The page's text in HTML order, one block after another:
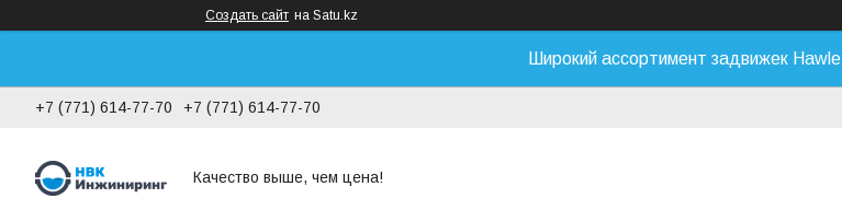
Создать сайт на Satu.kz
Широкий ассортимент задвижек Hawle
+7 (771) 614-77-70 +7 (771) 614-77-70
Качество выше, чем цена!